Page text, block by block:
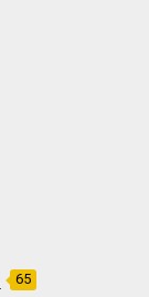
65